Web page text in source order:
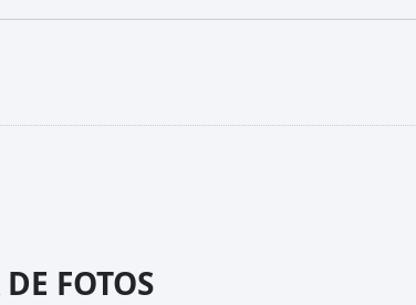
FOTOS